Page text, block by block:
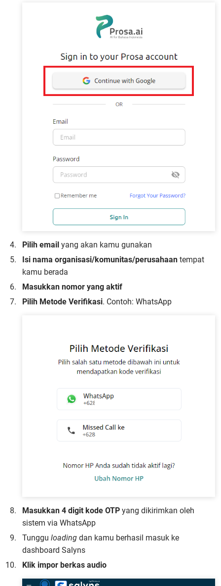
Pilih email yang akan kamu gunakan
Isi nama organisasi/komunitas/perusahaan tempat
kamu berada
Masukkan nomor yang aktif
Pilih Metode Verifikasi. Contoh: WhatsApp
Masukkan 4 digit kode OTP yang dikirimkan oleh
sistem via WhatsApp
Tunggu loading dan kamu berhasil masuk ke
dashboard Salyns
Klik impor berkas audio